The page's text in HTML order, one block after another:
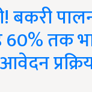
बकरी
60% तक